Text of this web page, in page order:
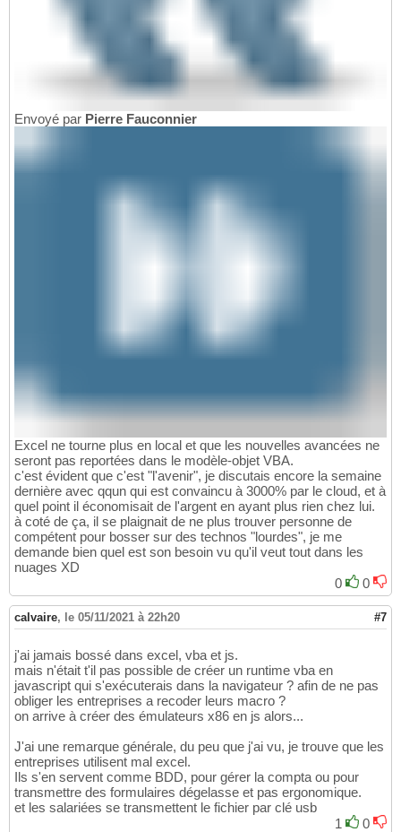
Envoyé par Pierre Fauconnier
Excel ne tourne plus en local et que les nouvelles avancées ne
seront pas reportées dans le modèle-objet VBA.
c'est évident que c'est "l'avenir", je discutais encore la semaine
dernière avec qqun qui est convaincu à 3000% par le cloud, et à
quel point il économisait de l'argent en ayant plus rien chez lui.
à coté de ça, il se plaignait de ne plus trouver personne de
compétent pour bosser sur des technos "lourdes", je me
demande bien quel est son besoin vu qu'il veut tout dans les
nuages XD
0
0
calvaire, le 05/11/2021 à 22h20 #7
j'ai jamais bossé dans excel, vba et js.
mais n'était t'il pas possible de créer un runtime vba en
javascript qui s'exécuterais dans la navigateur ? afin de ne pas
obliger les entreprises a recoder leurs macro ?
on arrive à créer des émulateurs x86 en js alors...
J'ai une remarque générale, du peu que j'ai vu, je trouve que les
entreprises utilisent mal excel.
Ils s'en servent comme BDD, pour gérer la compta ou pour
transmettre des formulaires dégelasse et pas ergonomique.
et les salariées se transmettent le fichier par clé usb
1
0